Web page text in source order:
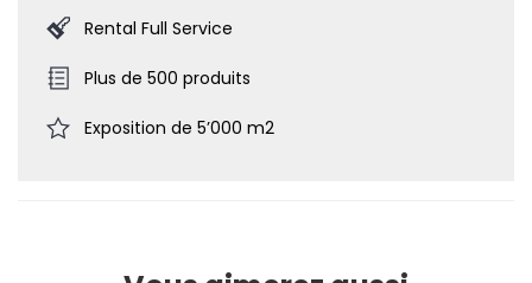
Rental Full Service
Plus de 500 produits
Exposition de 5’000 m2